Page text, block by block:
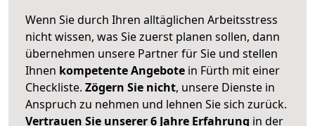
Wenn Sie durch Ihren alltäglichen Arbeitsstress
nicht wissen, was Sie zuerst planen sollen, dann
übernehmen unsere Partner für Sie und stellen
Ihnen kompetente Angebote in Fürth mit einer
Checkliste. Zögern Sie nicht, unsere Dienste in
Anspruch zu nehmen und lehnen Sie sich zurück.
Vertrauen Sie unserer 6 Jahre Erfahrung in der